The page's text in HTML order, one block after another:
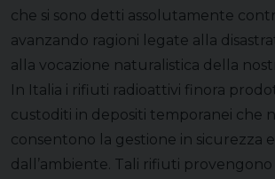
che si sono detti assolutamente
avanzando ragioni legate alla
alla vocazione naturalistica della
In Italia i rifiuti radioattivi finora
custoditi in depositi temporanei che
consentono la gestione in sicurezza
dall’ambiente. Tali rifiuti provengono